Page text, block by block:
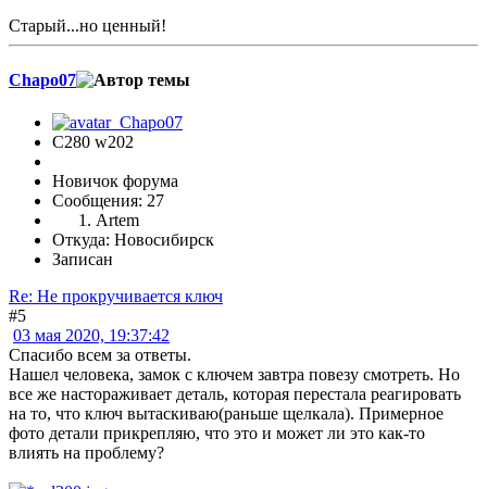
Старый...но ценный!
Chapo07
C280 w202
Новичок форума
Сообщения: 27
Artem
Откуда: Новосибирск
Записан
Re: Не прокручивается ключ
#5
03 мая 2020, 19:37:42
Спасибо всем за ответы.
Нашел человека, замок с ключем завтра повезу смотреть. Но
все же настораживает деталь, которая перестала реагировать
на то, что ключ вытаскиваю(раньше щелкала). Примерное
фото детали прикрепляю, что это и может ли это как-то
влиять на проблему?